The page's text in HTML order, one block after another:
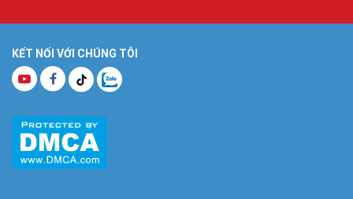
KẾT NỐI VỚI CHÚNG TÔI